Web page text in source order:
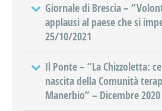
Giornale di Brescia –
applausi al paese che si
25/10/2021
Il Ponte – “La Chizzoletta:
nascita della Comunità
Manerbio” – Dicembre 2020